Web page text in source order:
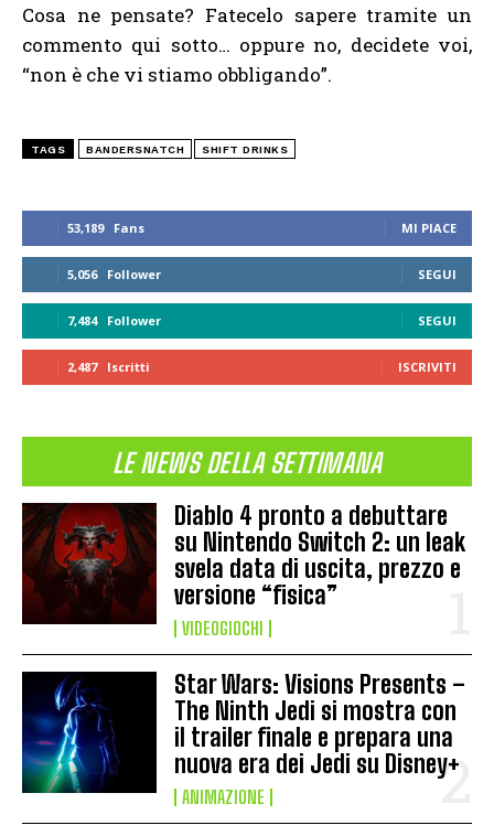
53,189 Fans MI PIACE
5,056 Follower SEGUI
7,484 Follower SEGUI
2,487 Iscritti ISCRIVITI
LE NEWS DELLA SETTIMANA
Diablo 4 pronto a debuttare
su Nintendo Switch 2: un leak
svela data di uscita, prezzo e
versione “fisica”
VIDEOGIOCHI
Star Wars: Visions Presents –
The Ninth Jedi si mostra con
il trailer finale e prepara una
nuova era dei Jedi su Disney+
ANIMAZIONE
Cosa ne pensate? Fatecelo sapere tramite un
commento qui sotto… oppure no, decidete voi,
“non è che vi stiamo obbligando”.
TAGS BANDERSNATCH SHIFT DRINKS